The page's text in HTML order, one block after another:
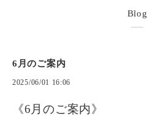
Blog
6月のご案内
2025/06/01 16:06
《6月のご案内》